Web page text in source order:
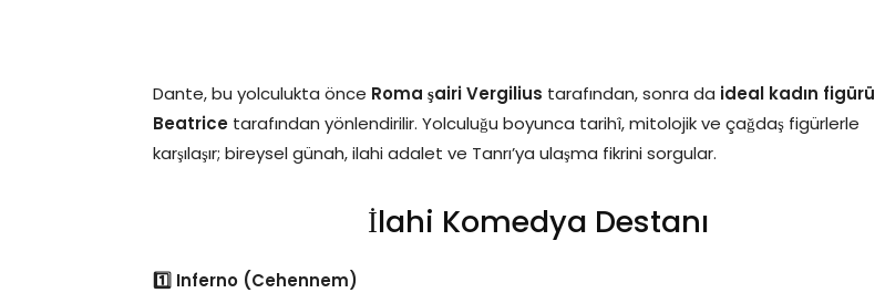
Dante, bu yolculukta önce Roma şairi Vergilius tarafından, sonra da ideal kadın figürü
Beatrice tarafından yönlendirilir. Yolculuğu boyunca tarihî, mitolojik ve çağdaş figürlerle
karşılaşır; bireysel günah, ilahi adalet ve Tanrı’ya ulaşma fikrini sorgular.
İlahi Komedya Destanı
1️⃣ Inferno (Cehennem)